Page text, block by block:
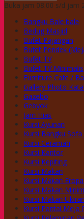
Buka jam 08.00 s/d jam
Bangku Bale bale
Bedug Masjid
Bufet Pajangan
Bufet Pendek
Bufet TV
Bufet TV Minimalis
Furniture Cafe /
Gallery Photo
Gazebo
Gebyok
Jam Hias
Kursi Ayunan
Kursi Bangku Sofa
Kursi Ceramah
Kursi Kantor
Kursi Kepiting
Kursi Makan
Kursi Makan
Kursi Makan
Kursi Makan
Kursi Pantai Meja